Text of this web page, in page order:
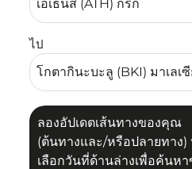
ไป
ลองอัปเดตเส้นทางของคุณ
(ต้นทางและ/หรือปลายทาง)
เลือกวันที่ด้านล่างเพื่อค้นห